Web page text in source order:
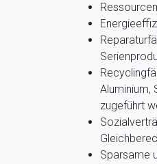
Aluminium,
zugeführt
Sparsame